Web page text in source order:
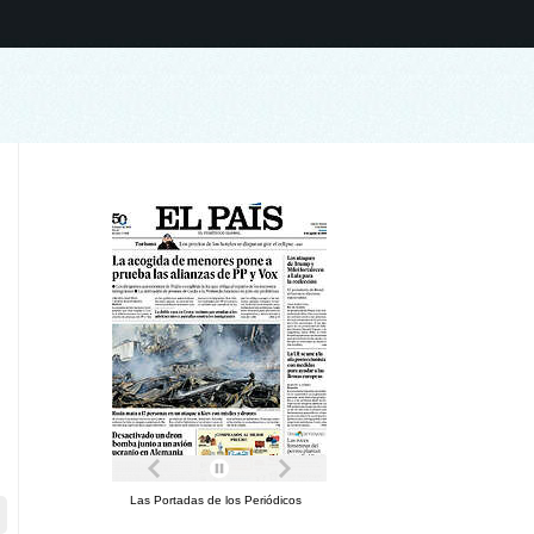
Las Portadas de los Periódicos